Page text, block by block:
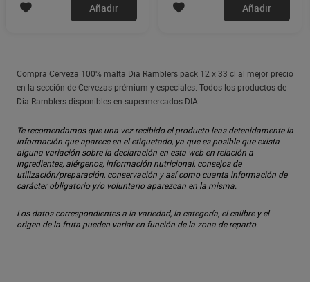
Añadir Añadir
Compra Cerveza 100% malta Dia Ramblers pack 12 x 33 cl al mejor precio
en la sección de Cervezas prémium y especiales. Todos los productos de
Dia Ramblers disponibles en supermercados DIA.
Te recomendamos que una vez recibido el producto leas detenidamente la
información que aparece en el etiquetado, ya que es posible que exista
alguna variación sobre la declaración en esta web en relación a
ingredientes, alérgenos, información nutricional, consejos de
utilización/preparación, conservación y así como cuanta información de
carácter obligatorio y/o voluntario aparezcan en la misma.
Los datos correspondientes a la variedad, la categoría, el calibre y el
origen de la fruta pueden variar en función de la zona de reparto.